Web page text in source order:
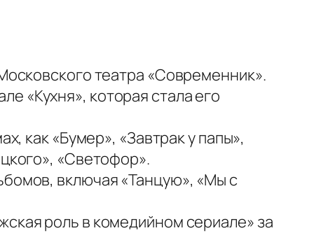
театра «Современник».
«Кухня», которая стала его
как «Бумер», «Завтрак у папы»,
«Светофор».
включая «Танцую», «Мы с
роль в комедийном сериале» за